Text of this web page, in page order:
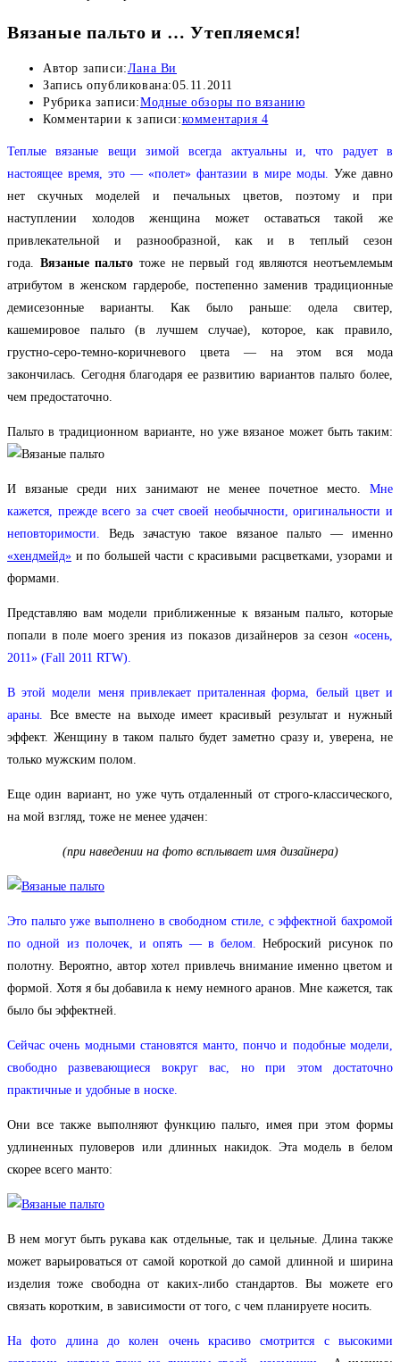
Вязаные пальто и … Утепляемся!
Автор записи:Лана Ви
Запись опубликована:05.11.2011
Рубрика записи:Модные обзоры по вязанию
Комментарии к записи:комментария 4
Теплые вязаные вещи зимой всегда актуальны и, что радует в
настоящее время, это — «полет» фантазии в мире моды. Уже давно
нет скучных моделей и печальных цветов, поэтому и при
наступлении холодов женщина может оставаться такой же
привлекательной и разнообразной, как и в теплый сезон
года. Вязаные пальто тоже не первый год являются неотъемлемым
атрибутом в женском гардеробе, постепенно заменив традиционные
демисезонные варианты. Как было раньше: одела свитер,
кашемировое пальто (в лучшем случае), которое, как правило,
грустно-серо-темно-коричневого цвета — на этом вся мода
закончилась. Сегодня благодаря ее развитию вариантов пальто более,
чем предостаточно.
Пальто в традиционном варианте, но уже вязаное может быть таким:
И вязаные среди них занимают не менее почетное место. Мне
кажется, прежде всего за счет своей необычности, оригинальности и
неповторимости. Ведь зачастую такое вязаное пальто — именно
«хендмейд» и по большей части с красивыми расцветками, узорами и
формами.
Представляю вам модели приближенные к вязаным пальто, которые
попали в поле моего зрения из показов дизайнеров за сезон «осень,
2011» (Fall 2011 RTW).
В этой модели меня привлекает приталенная форма, белый цвет и
араны. Все вместе на выходе имеет красивый результат и нужный
эффект. Женщину в таком пальто будет заметно сразу и, уверена, не
только мужским полом.
Еще один вариант, но уже чуть отдаленный от строго-классического,
на мой взгляд, тоже не менее удачен:
(при наведении на фото всплывает имя дизайнера)
Это пальто уже выполнено в свободном стиле, с эффектной бахромой
по одной из полочек, и опять — в белом. Неброский рисунок по
полотну. Вероятно, автор хотел привлечь внимание именно цветом и
формой. Хотя я бы добавила к нему немного аранов. Мне кажется, так
было бы эффектней.
Сейчас очень модными становятся манто, пончо и подобные модели,
свободно развевающиеся вокруг вас, но при этом достаточно
практичные и удобные в носке.
Они все также выполняют функцию пальто, имея при этом формы
удлиненных пуловеров или длинных накидок. Эта модель в белом
скорее всего манто:
В нем могут быть рукава как отдельные, так и цельные. Длина также
может варьироваться от самой короткой до самой длинной и ширина
изделия тоже свободна от каких-либо стандартов. Вы можете его
связать коротким, в зависимости от того, с чем планируете носить.
На фото длина до колен очень красиво смотрится с высокими